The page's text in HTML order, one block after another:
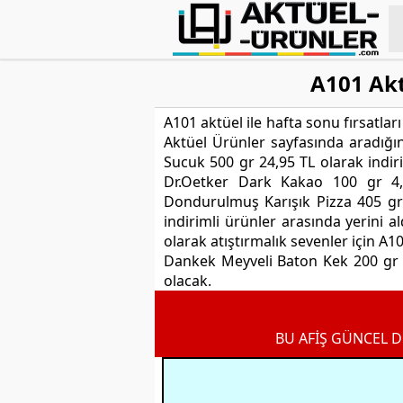
A101
A101 aktüel ile hafta sonu
Aktüel Ürünler sayfasında
Sucuk 500 gr 24,95 TL olarak
Dr.Oetker Dark Kakao 100 gr
Dondurulmuş Karışık Pizza 405
indirimli ürünler arasında yerini
olarak atıştırmalık sevenler için
Dankek Meyveli Baton Kek 200
olacak.
BU AFİŞ GÜNCEL